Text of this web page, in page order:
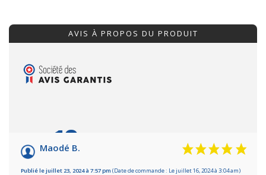
AVIS À PROPOS DU PRODUIT
10/10
Basé sur 5 avis
Maodé B.
Publié le juillet 23, 2024 à 7:57 pm (Date de commande : Le juillet 16, 2024 à 3:04 am)